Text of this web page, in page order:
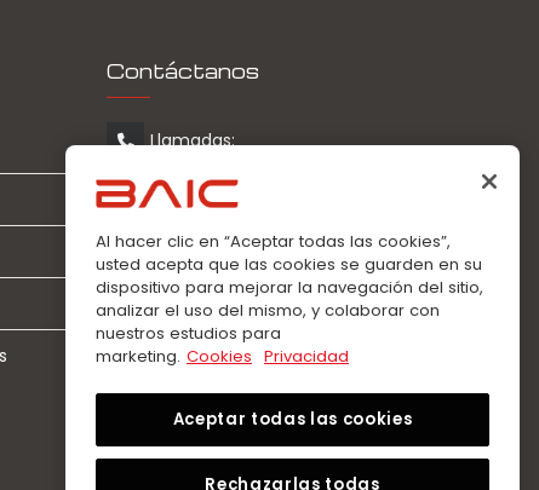
Contáctanos
Llamadas:
0963360021
WhatsApp:
0963360021
Al hacer clic en “Aceptar todas las cookies”,
usted acepta que las cookies se guarden en su
dispositivo para mejorar la navegación del sitio,
analizar el uso del mismo, y colaborar con
nuestros estudios para
marketing. Cookies Privacidad
Aceptar todas las cookies
Rechazarlas todas